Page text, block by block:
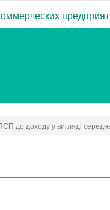
до доходу у вигляді